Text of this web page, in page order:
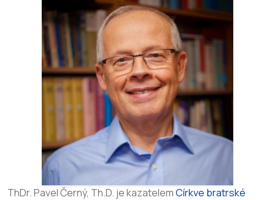
ThDr. Pavel Černý, Th.D. je kazatelemCírkve bratrské